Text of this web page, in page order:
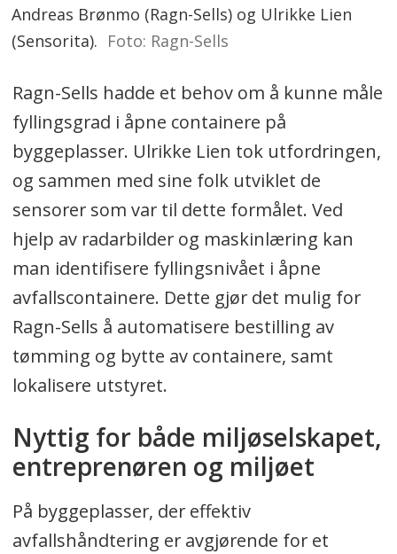
Andreas Brønmo (Ragn-Sells) og Ulrikke Lien
(Sensorita). Foto: Ragn-Sells
Ragn-Sells hadde et behov om å kunne måle
fyllingsgrad i åpne containere på
byggeplasser. Ulrikke Lien tok utfordringen,
og sammen med sine folk utviklet de
sensorer som var til dette formålet. Ved
hjelp av radarbilder og maskinlæring kan
man identifisere fyllingsnivået i åpne
avfallscontainere. Dette gjør det mulig for
Ragn-Sells å automatisere bestilling av
tømming og bytte av containere, samt
lokalisere utstyret.
Nyttig for både miljøselskapet,
entreprenøren og miljøet
På byggeplasser, der effektiv
avfallshåndtering er avgjørende for et